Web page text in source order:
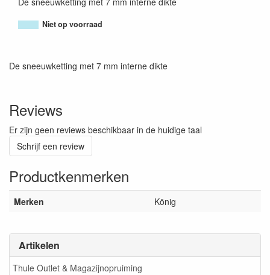
Artikelen
Thule Outlet & Magazijnopruiming
Niet op voorraad
De sneeuwketting met 7 mm interne dikte
Reviews
Er zijn geen reviews beschikbaar in de huidige taal
Schrijf een review
Productkenmerken
Merken König